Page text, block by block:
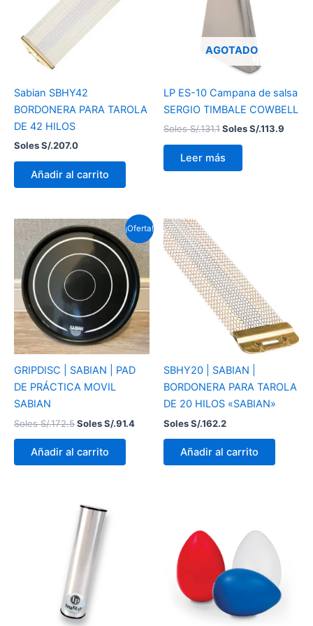
Sabian SBHY42
BORDONERA PARA TAROLA
DE 42 HILOS
Soles S/.207.0
Añadir al carrito
AGOTADO
LP ES-10 Campana de salsa
SERGIO TIMBALE COWBELL
Soles S/.131.1
S/.131.1.
Soles S/.113.9
Leer más
¡Oferta!
GRIPDISC | SABIAN | PAD
DE PRÁCTICA MOVIL
SABIAN
Soles S/.172.5
El
precio
original
era:
Soles
S/.172.5.
Soles S/.91.4
El
precio
actual
es:
Soles
S/.91.4.
Añadir al carrito
SBHY20 | SABIAN |
BORDONERA PARA TAROLA
DE 20 HILOS «SABIAN»
Soles S/.162.2
Añadir al carrito